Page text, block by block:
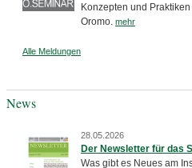
Konzepten und
Oromo. mehr
Alle Meldungen
News
28.05.2026
Der Newsletter für das
Was gibt es Neues am